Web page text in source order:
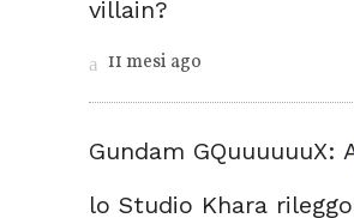
villain?
11 mesi ago
Gundam GQuuuuuuX:
lo Studio Khara